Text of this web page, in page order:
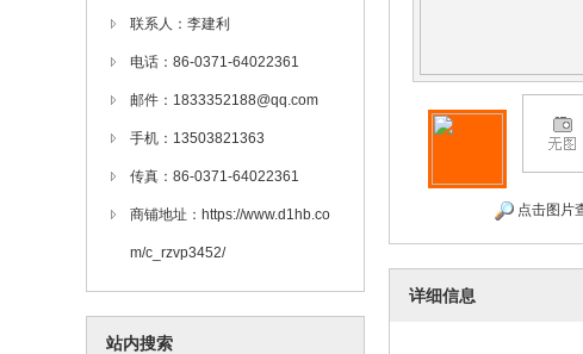
联系人：李建利
电话：86-0371-64022361
邮件：1833352188@qq.com
手机：13503821363
传真：86-0371-64022361
商铺地址：https://www.d1hb.co
m/c_rzvp3452/
站内搜索
点击图片
详细信息